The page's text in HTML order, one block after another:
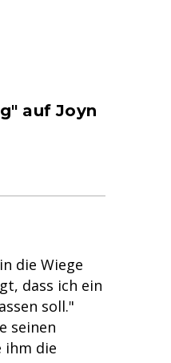
auf Joyn
die Wiege
dass ich ein
soll."
seinen
ihm die